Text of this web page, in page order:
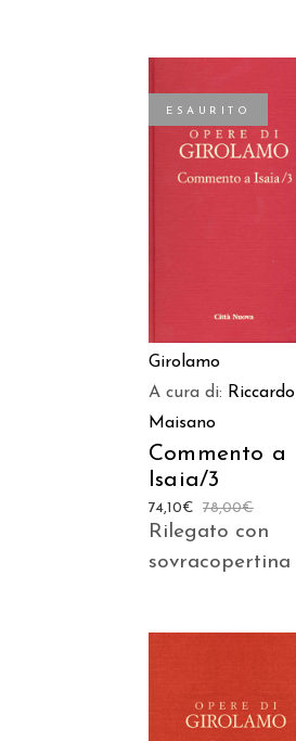
ESAURITO
Girolamo
A cura di: Riccardo
Maisano
Commento a
Isaia/3
78,00€
74,10€
Rilegato con
sovracopertina